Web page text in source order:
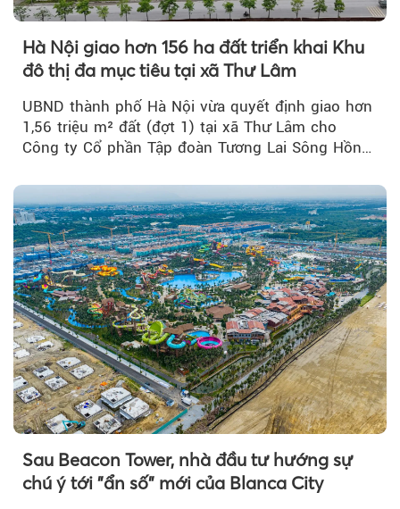
Hà Nội giao hơn 156 ha đất triển khai Khu
đô thị đa mục tiêu tại xã Thư Lâm
UBND thành phố Hà Nội vừa quyết định giao hơn
1,56 triệu m² đất (đợt 1) tại xã Thư Lâm cho
Công ty Cổ phần Tập đoàn Tương Lai Sông Hồng
Sau Beacon Tower, nhà đầu tư hướng sự
chú ý tới "ẩn số" mới của Blanca City